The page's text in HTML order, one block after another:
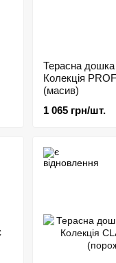
Терасна дошка
Колекція
(масив)
1 065 грн/шт.